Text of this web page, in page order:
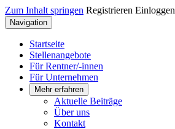
Zum Inhalt springen Registrieren Einloggen
Navigation
Startseite
Stellenangebote
Für Rentner/-innen
Für Unternehmen
Mehr erfahren
Aktuelle Beiträge
Über uns
Kontakt